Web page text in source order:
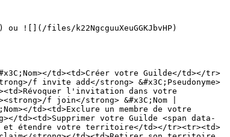
![](/files/k22NgcguuXeuGGKJbvHP)
td><td>Créer votre Guilde</td></tr>
f invite add</strong> &#x3C;Pseudonyme>
l'invitation dans votre
f join</strong> &#x3C;Nom |
td><td>Exclure un membre de votre
td><td>Supprimer votre Guilde <span data-
et étendre votre territoire</td></tr><tr><td>